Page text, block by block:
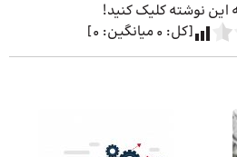
این نوشته کلیک کنید!
[کل: 0میانگین: 0
]